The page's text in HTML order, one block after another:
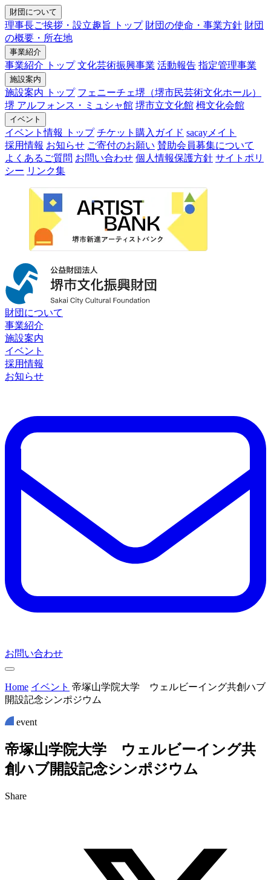
財団について
理事長ご挨拶・設立趣旨 トップ 財団の使命・事業方針 財団
の概要・所在地
事業紹介
事業紹介 トップ 文化芸術振興事業 活動報告 指定管理事業
施設案内
施設案内 トップ フェニーチェ堺（堺市民芸術文化ホール）
堺 アルフォンス・ミュシャ館 堺市立文化館 栂文化会館
イベント
イベント情報 トップ チケット購入ガイド sacayメイト
採用情報 お知らせ ご寄付のお願い 賛助会員募集について
よくあるご質問 お問い合わせ 個人情報保護方針 サイトポリ
シー リンク集
財団について
事業紹介
施設案内
イベント
採用情報
お知らせ
お問い合わせ
Home イベント 帝塚山学院大学 ウェルビーイング共創ハブ
開設記念シンポジウム
event
帝塚山学院大学 ウ ェルビーイ ング共
創ハブ開設記念シンポジウム
Share